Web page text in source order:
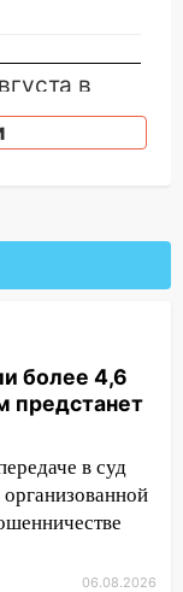
в
на забег,
суд
на
более 4,6
предстанет
в суд
06.08.2026